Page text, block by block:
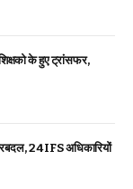
के हुए ट्रांसफर,
24 IFS अधिकारियों